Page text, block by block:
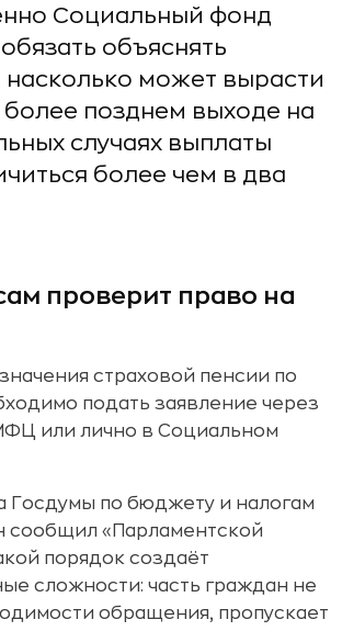
Социальный фонд
объяснять
насколько может вырасти
более позднем выходе на
случаях выплаты
более чем в два
проверит право на
страховой пенсии по
подать заявление через
или лично в Социальном
Госдумы по бюджету и налогам
сообщил «Парламентской
порядок создаёт
сложности: часть граждан не
обращения, пропускает